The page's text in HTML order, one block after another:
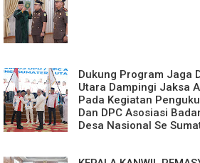
Dukung Program Jaga
Utara Dampingi Jaksa
Pada Kegiatan
Dan DPC Asosiasi
Desa Nasional Se